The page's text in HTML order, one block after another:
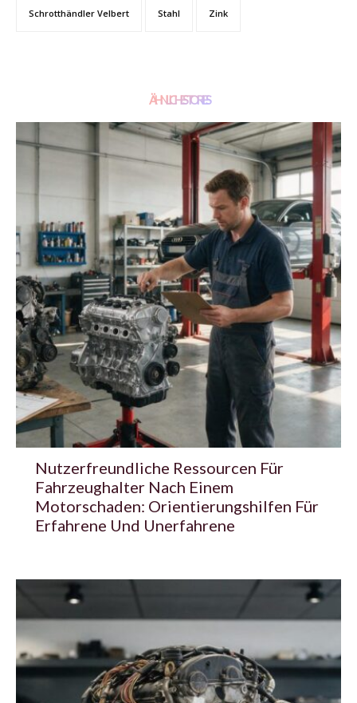
Schrotthändler Velbert Stahl Zink
ÄHNLICHE STORIES
Nutzerfreundliche Ressourcen Für
Fahrzeughalter Nach Einem
Motorschaden: Orientierungshilfen Für
Erfahrene Und Unerfahrene